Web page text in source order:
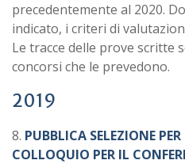
precedentemente al 2020.
indicato, i criteri di
Le tracce delle prove scritte
concorsi che le prevedono.
2019
8. PUBBLICA SELEZIONE
COLLOQUIO PER IL